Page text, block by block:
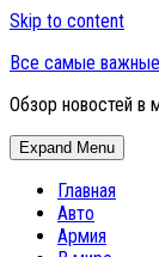
Skip to content
Все самые
Обзор новостей в
Expand Menu
Главная
Авто
Армия